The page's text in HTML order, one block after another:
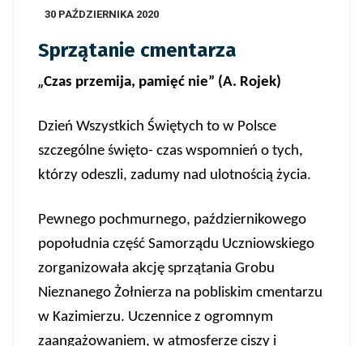
30 PAŹDZIERNIKA 2020
Sprzątanie cmentarza
„Czas przemija, pamięć nie” (A. Rojek)
Dzień Wszystkich Świętych to w Polsce
szczególne święto- czas wspomnień o tych,
którzy odeszli, zadumy nad ulotnością życia.
Pewnego pochmurnego, październikowego
popołudnia część Samorządu Uczniowskiego
zorganizowała akcję sprzątania Grobu
Nieznanego Żołnierza na pobliskim cmentarzu
w Kazimierzu. Uczennice z ogromnym
zaangażowaniem, w atmosferze ciszy i